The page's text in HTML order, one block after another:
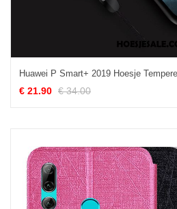
€ 21.90 € 34.00